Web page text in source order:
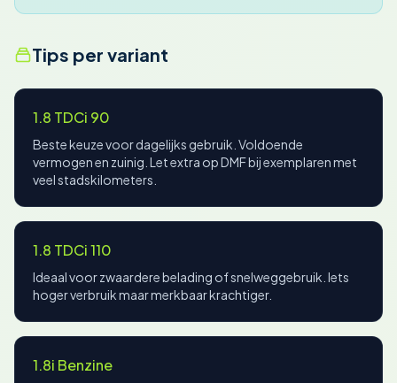
Tips per variant
1.8 TDCi 90
Beste keuze voor dagelijks gebruik. Voldoende
vermogen en zuinig. Let extra op DMF bij exemplaren met
veel stadskilometers.
1.8 TDCi 110
Ideaal voor zwaardere belading of snelweggebruik. Iets
hoger verbruik maar merkbaar krachtiger.
1.8i Benzine